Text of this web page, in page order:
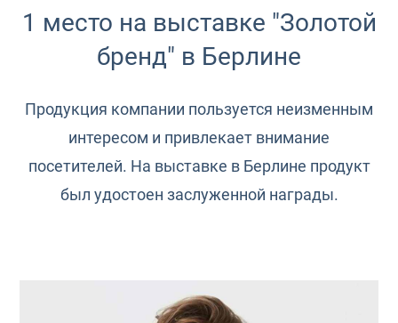
1 место на выставке "Золотой
бренд" в Берлине
Продукция компании пользуется неизменным
интересом и привлекает внимание
посетителей. На выставке в Берлине продукт
был удостоен заслуженной награды.